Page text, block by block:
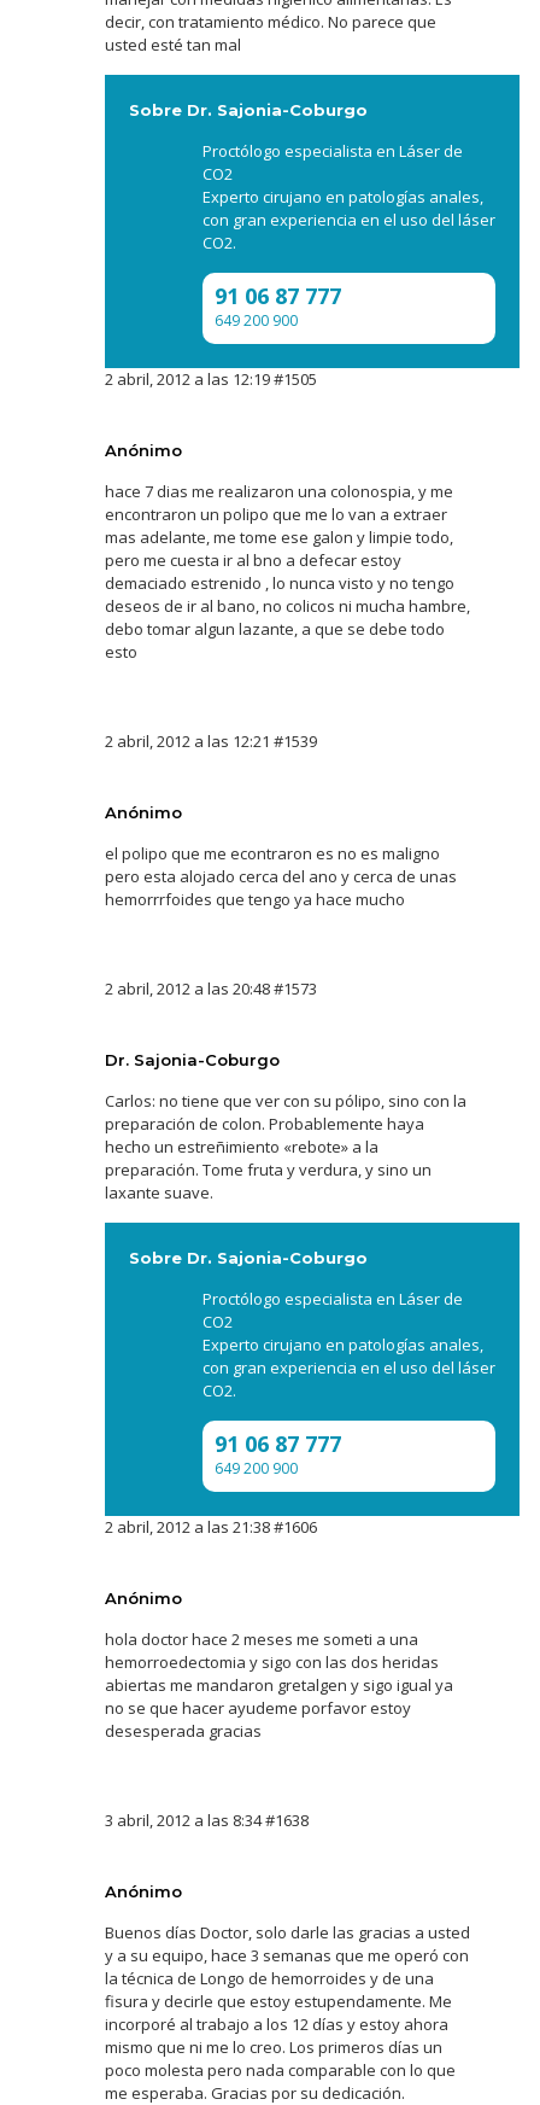
decir, con tratamiento médico. No parece que
usted esté tan mal
Sobre Dr. Sajonia-Coburgo
Proctólogo especialista en Láser de
CO2
Experto cirujano en patologías anales,
con gran experiencia en el uso del láser
CO2.
91 06 87 777
649 200 900
2 abril, 2012 a las 12:19#1505
Anónimo
hace 7 dias me realizaron una colonospia, y me
encontraron un polipo que me lo van a extraer
mas adelante, me tome ese galon y limpie todo,
pero me cuesta ir al bno a defecar estoy
demaciado estrenido , lo nunca visto y no tengo
deseos de ir al bano, no colicos ni mucha hambre,
debo tomar algun lazante, a que se debe todo
esto
2 abril, 2012 a las 12:21 #1539
Anónimo
el polipo que me econtraron es no es maligno
pero esta alojado cerca del ano y cerca de unas
hemorrrfoides que tengo ya hace mucho
2 abril, 2012 a las 20:48#1573
Dr. Sajonia-Coburgo
Carlos: no tiene que ver con su pólipo, sino con la
preparación de colon. Probablemente haya
hecho un estreñimiento «rebote» a la
preparación. Tome fruta y verdura, y sino un
laxante suave.
Sobre Dr. Sajonia-Coburgo
Proctólogo especialista en Láser de
CO2
Experto cirujano en patologías anales,
con gran experiencia en el uso del láser
CO2.
91 06 87 777
649 200 900
2 abril, 2012 a las 21:38#1606
Anónimo
hola doctor hace 2 meses me someti a una
hemorroedectomia y sigo con las dos heridas
abiertas me mandaron gretalgen y sigo igual ya
no se que hacer ayudeme porfavor estoy
desesperada gracias
3 abril, 2012 a las 8:34#1638
Anónimo
Buenos días Doctor, solo darle las gracias a usted
y a su equipo, hace 3 semanas que me operó con
la técnica de Longo de hemorroides y de una
fisura y decirle que estoy estupendamente. Me
incorporé al trabajo a los 12 días y estoy ahora
mismo que ni me lo creo. Los primeros días un
poco molesta pero nada comparable con lo que
me esperaba. Gracias por su dedicación.